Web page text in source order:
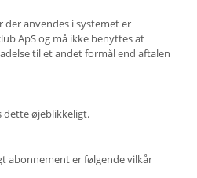
anvendes i systemet er
ApS og må ikke benyttes at
til et andet formål end aftalen
dette øjeblikkeligt.
abonnement er følgende vilkår